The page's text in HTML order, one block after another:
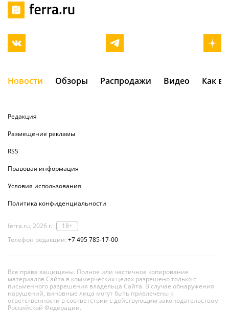
Новости Обзоры Распродажи Видео Как
Редакция
Размещение рекламы
RSS
Правовая информация
Условия использования
Политика конфиденциальности
ferra.ru, 2026 г.
18+
Телефон редакции: +7 495 785-17-00
Все права защищены. Полное или частичное копирование
материалов Сайта в коммерческих целях разрешено только с
письменного разрешения владельца Сайта. В случае обнаружения
нарушений, виновные лица могут быть привлечены к
ответственности в соответствии с действующим законодательством
Российской Федерации.